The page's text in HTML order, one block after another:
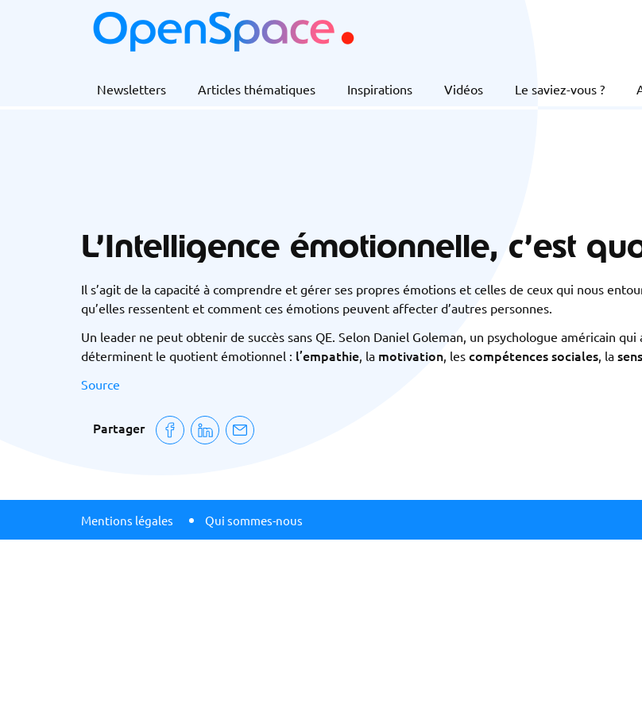
Newsletters Articles thématiques Inspirations Vidéos Le saviez-vous ?
L’Intelligence émotionnelle, c’est
Il s’agit de la capacité à comprendre et gérer ses propres émotions et celles de ceux qui nous
qu’elles ressentent et comment ces émotions peuvent affecter d’autres personnes.
Un leader ne peut obtenir de succès sans QE. Selon Daniel Goleman, un psychologue américain
déterminent le quotient émotionnel : l’empathie, la motivation, les compétences sociales, la
Source
Partager
Mentions légales Qui sommes-nous